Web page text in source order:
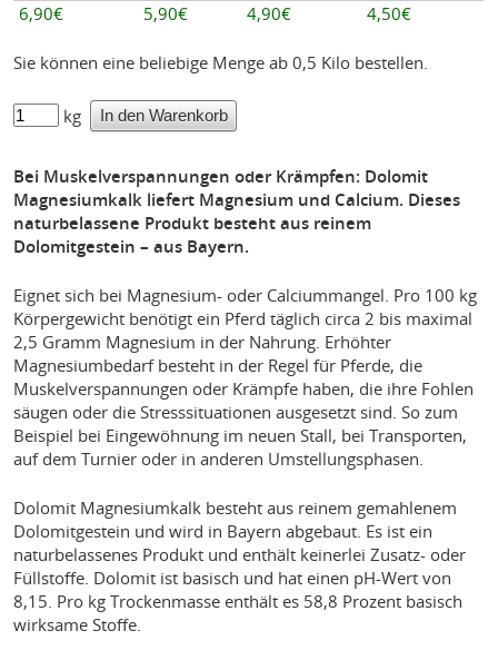
6,90€
5,90€ 4,90€ 4,50€
Sie können eine beliebige Menge ab 0,5 Kilo bestellen.
kg
Bei Muskelverspannungen oder Krämpfen: Dolomit
Magnesiumkalk liefert Magnesium und Calcium. Dieses
naturbelassene Produkt besteht aus reinem
Dolomitgestein – aus Bayern.
Eignet sich bei Magnesium- oder Calciummangel. Pro 100 kg
Körpergewicht benötigt ein Pferd täglich circa 2 bis maximal
2,5 Gramm Magnesium in der Nahrung. Erhöhter
Magnesiumbedarf besteht in der Regel für Pferde, die
Muskelverspannungen oder Krämpfe haben, die ihre Fohlen
säugen oder die Stresssituationen ausgesetzt sind. So zum
Beispiel bei Eingewöhnung im neuen Stall, bei Transporten,
auf dem Turnier oder in anderen Umstellungsphasen.
Dolomit Magnesiumkalk besteht aus reinem gemahlenem
Dolomitgestein und wird in Bayern abgebaut. Es ist ein
naturbelassenes Produkt und enthält keinerlei Zusatz- oder
Füllstoffe. Dolomit ist basisch und hat einen pH-Wert von
8,15. Pro kg Trockenmasse enthält es 58,8 Prozent basisch
wirksame Stoffe.